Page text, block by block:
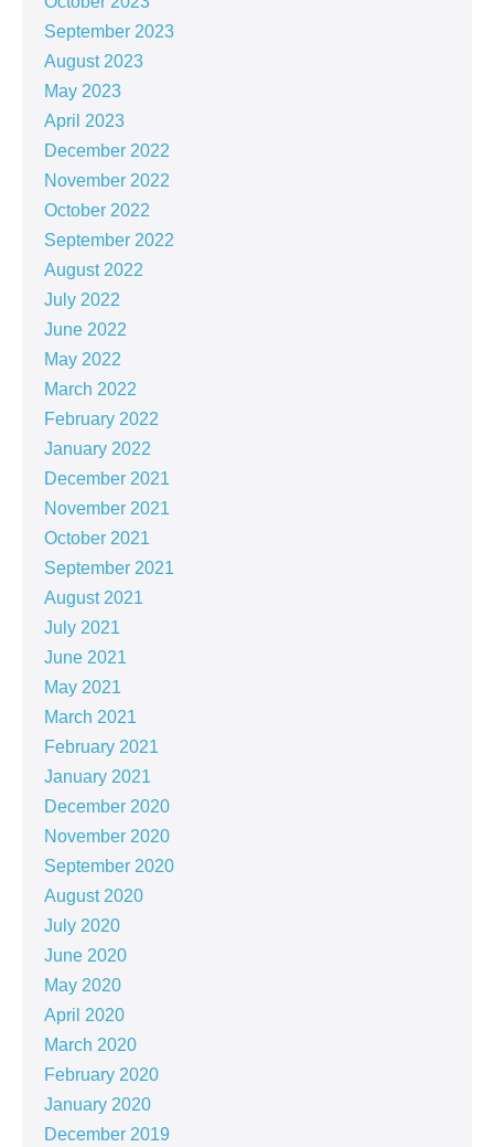
September 2023
August 2023
May 2023
April 2023
December 2022
November 2022
October 2022
September 2022
August 2022
July 2022
June 2022
May 2022
March 2022
February 2022
January 2022
December 2021
November 2021
October 2021
September 2021
August 2021
July 2021
June 2021
May 2021
March 2021
February 2021
January 2021
December 2020
November 2020
September 2020
August 2020
July 2020
June 2020
May 2020
April 2020
March 2020
February 2020
January 2020
December 2019